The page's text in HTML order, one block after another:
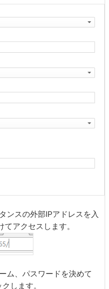
トタグ」に「mattermost-
に「0.0.0.0/0」、「プロト
と入力し、「保存」をクリ